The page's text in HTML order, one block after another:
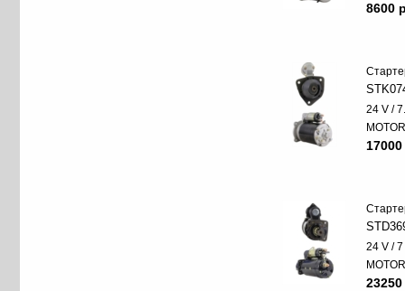
8600
24 V /
24 V /